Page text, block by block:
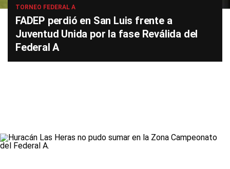
TORNEO FEDERAL A
FADEP perdió en San Luis frente a
Juventud Unida por la fase Reválida del
Federal A